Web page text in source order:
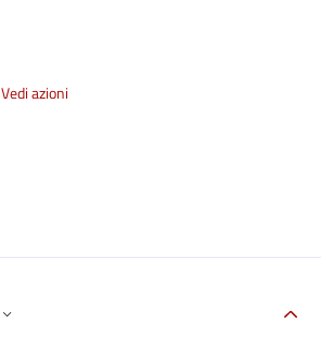
Vedi azioni